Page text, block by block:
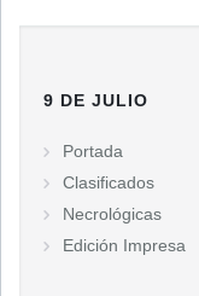
9 DE JULIO
Portada
Clasificados
Necrológicas
Edición Impresa